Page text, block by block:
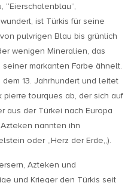
“Eierschalenblau”,
ist Türkis für seine
pulvrigen Blau bis grünlich
wenigen Mineralien, das
markanten Farbe ähnelt.
dem 13. Jahrhundert und leitet
pierre tourques ab, der sich auf
aus der Türkei nach Europa
nannten ihn
oder „Herz der Erde„).
Azteken und
und Krieger den Türkis seit